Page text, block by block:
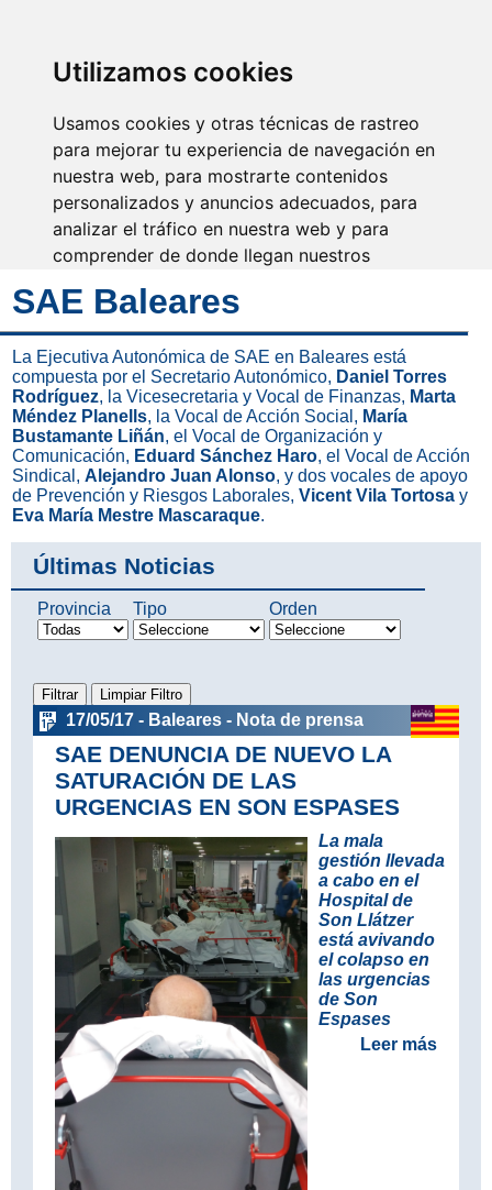
Utilizamos cookies
Usamos cookies y otras técnicas de rastreo
para mejorar tu experiencia de navegación en
nuestra web, para mostrarte contenidos
personalizados y anuncios adecuados, para
analizar el tráfico en nuestra web y para
comprender de donde llegan nuestros
Aceptar
Rechazar
Configurar
Pon tu corazón,
pondremos el nuestro y
mucho más
SAE Baleares
La Ejecutiva Autonómica de SAE en Baleares está
compuesta por el Secretario Autonómico, Daniel Torres
Rodríguez, la Vicesecretaria y Vocal de Finanzas, Marta
Méndez Planells, la Vocal de Acción Social, María
Bustamante Liñán, el Vocal de Organización y
Comunicación, Eduard Sánchez Haro, el Vocal de Acción
Sindical,Alejandro Juan Alonso, y dos vocales de apoyo
de Prevención y Riesgos Laborales,Vicent Vila Tortosa y
Eva María Mestre Mascaraque.
Últimas Noticias
Provincia Tipo Orden
17/05/17 - Baleares - Nota de prensa
SAE DENUNCIA DE NUEVO LA
SATURACIÓN DE LAS
URGENCIAS EN SON ESPASES
La mala
gestión llevada
a cabo en el
Hospital de
Son Llátzer
está avivando
el colapso en
las urgencias
de Son
Espases
Leer más